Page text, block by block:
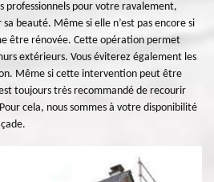
professionnels pour votre ravalement,
beauté. Même si elle n’est pas encore si
être rénovée. Cette opération permet
extérieurs. Vous éviterez également les
Même si cette intervention peut être
toujours très recommandé de recourir
cela, nous sommes à votre disponibilité